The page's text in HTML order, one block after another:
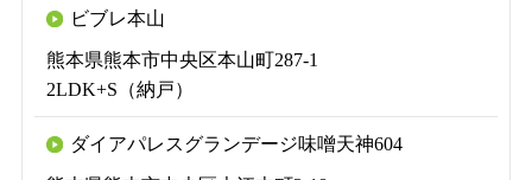
ビブレ本山
熊本県熊本市中央区本山町287-1
2LDK+S（納戸）
ダイアパレスグランデージ味噌天神604